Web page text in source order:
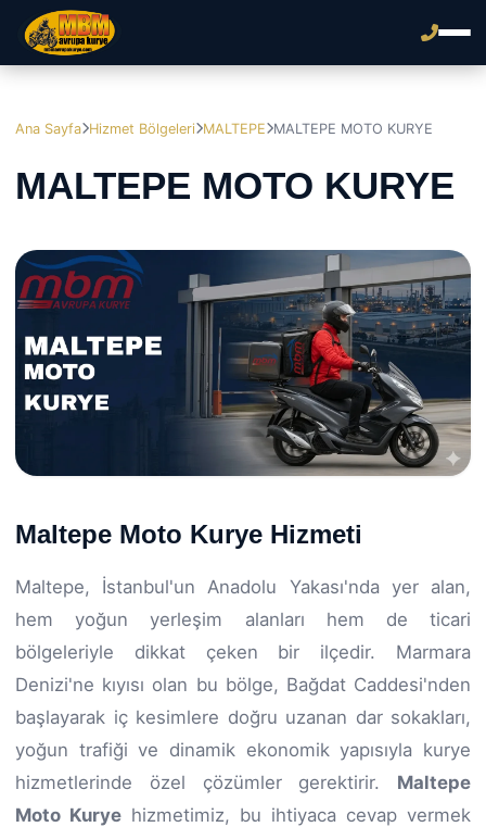
Ana Sayfa Hizmet Bölgeleri MALTEPE MALTEPE MOTO KURYE
MALTEPE MOTO KURYE
Maltepe Moto Kurye Hizmeti
Maltepe, İstanbul'un Anadolu Yakası'nda yer alan,
hem yoğun yerleşim alanları hem de ticari
bölgeleriyle dikkat çeken bir ilçedir. Marmara
Denizi'ne kıyısı olan bu bölge, Bağdat Caddesi'nden
başlayarak iç kesimlere doğru uzanan dar sokakları,
yoğun trafiği ve dinamik ekonomik yapısıyla kurye
hizmetlerinde özel çözümler gerektirir. Maltepe
Moto Kurye hizmetimiz, bu ihtiyaca cevap vermek